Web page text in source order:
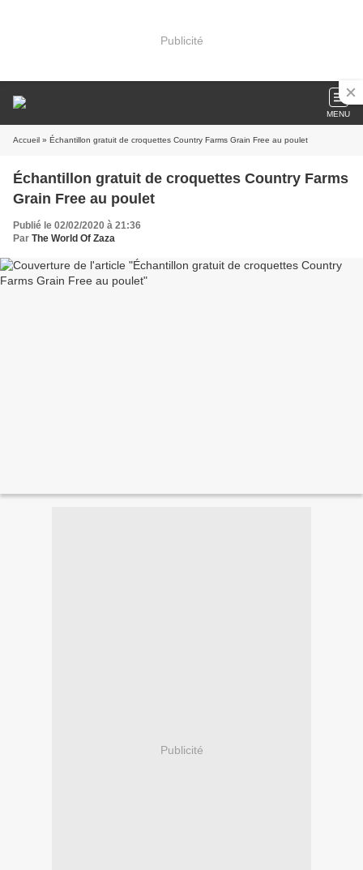
Publicité
MENU
Accueil » Échantillon gratuit de croquettes Country Farms Grain Free au poulet
Échantillon gratuit de croquettes Country Farms
Grain Free au poulet
Publié le 02/02/2020 à 21:36
Par The World Of Zaza
Publicité